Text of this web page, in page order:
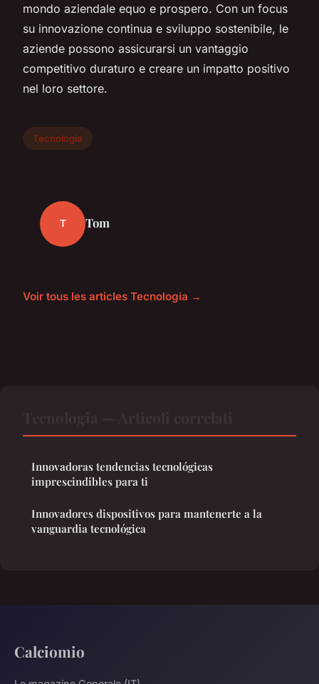
mondo aziendale equo e prospero. Con un focus
su innovazione continua e sviluppo sostenibile, le
aziende possono assicurarsi un vantaggio
competitivo duraturo e creare un impatto positivo
nel loro settore.
Tecnologia
T Tom
Voir tous les articles Tecnologia →
Innovadoras tendencias tecnológicas
imprescindibles para ti
Innovadores dispositivos para mantenerte a la
vanguardia tecnológica
Calciomio